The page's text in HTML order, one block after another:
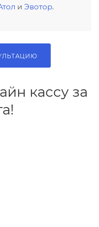
и Эвотор.
кассу за